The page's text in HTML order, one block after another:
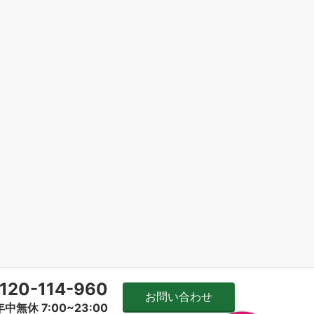
114-960
中無休 7:00~23:00
お問い合わせ